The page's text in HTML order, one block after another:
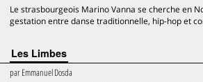
Le strasbourgeois Marino Vanna se cherche en
gestation entre danse traditionnelle, hip-hop et
Les Limbes
parEmmanuel Dosda